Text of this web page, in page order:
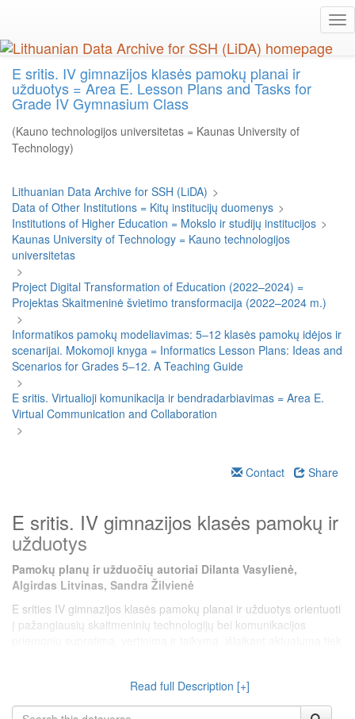
main
content
E sritis. IV gimnazijos klasės pamokų planai ir
užduotys = Area E. Lesson Plans and Tasks for
Grade IV Gymnasium Class
(Kauno technologijos universitetas = Kaunas University of
Technology)
Lithuanian Data Archive for SSH (LiDA) >
Data of Other Institutions = Kitų institucijų duomenys >
Institutions of Higher Education = Mokslo ir studijų institucijos >
Kaunas University of Technology = Kauno technologijos
universitetas
>
Project Digital Transformation of Education (2022–2024) =
Projektas Skaitmeninė švietimo transformacija (2022–2024 m.)
>
Informatikos pamokų modeliavimas: 5–12 klasės pamokų idėjos ir
scenarijai. Mokomoji knyga = Informatics Lesson Plans: Ideas and
Scenarios for Grades 5–12. A Teaching Guide
>
E sritis. Virtualioji komunikacija ir bendradarbiavimas = Area E.
Virtual Communication and Collaboration
>
Contact Share
E sritis. IV gimnazijos klasės pamokų ir
užduotys
Pamokų planų ir užduočių autoriai Dilanta Vasylienė,
Algirdas Litvinas, Sandra Žilvienė
E srities IV gimnazijos klasės pamokų planai ir užduotys orientuoti
į pažangiausių skaitmeninių technologijų bei komunikacijos
visuomenės raida ir ruošia mokinius būti aktyviais, kritiškai
mąstančiais, skaitmeniniu požiūriu raštingais piliečiais.
Read full Description [+]